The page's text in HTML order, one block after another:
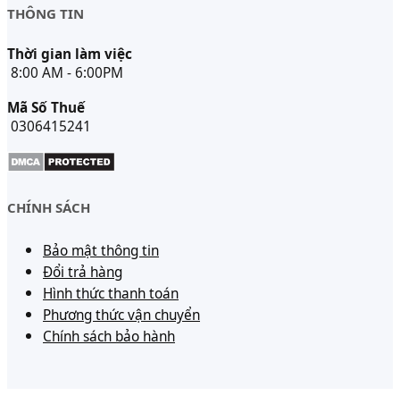
THÔNG TIN
Thời gian làm việc
8:00 AM - 6:00PM
Mã Số Thuế
0306415241
CHÍNH SÁCH
Bảo mật thông tin
Đổi trả hàng
Hình thức thanh toán
Phương thức vận chuyển
Chính sách bảo hành